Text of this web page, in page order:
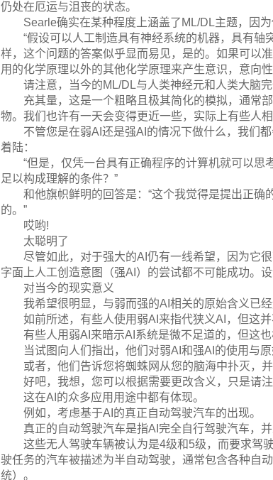
仍处在厄运与沮丧的状态。
Searle确实在某种程度上涵盖了ML/DL主题，因
“假设可以人工制造具有神经系统的机器，具有
样，这个问题的答案似乎显而易见，是的。如果可以
用的化学原理以外的其他化学原理来产生意识，意向
请注意，当今的ML/DL与人类神经元和人类大脑完
充其量，这是一个粗略且极其简化的模拟，通常
物。我们也许有一天会变得更近一些，实际上有些人
不管您是在弱AI还是强AI的情况下做什么，我们
着陆：
“但是，仅凭一台具有正确程序的计算机就可以
足以构成理解的条件？”
和他旗帜鲜明的回答是：“这个我觉得是提出正
的。”
哎哟!
太聪明了
尽管如此，对于强大的AI仍有一线希望，因为它
字面上人工创造意图（强AI）的尝试都不可能成功。
对当今的现实意义
我希望很明显，与弱而强的AI相关的原始含义已
如前所述，有些人使用弱AI来指代狭义AI，但这
有些人用弱AI来暗示AI系统是微不足道的，但这也
当试图向人们指出，他们对弱AI和强AI的使用与
或者，他们告诉您将蜘蛛网从您的脑海中扑灭，
好吧，我想，您可以根据需要更改含义，只是请
这在AI的众多应用用途中都有体现。
例如，考虑基于AI的真正自动驾驶汽车的出现。
真正的自动驾驶汽车是指AI完全自行驾驶汽车，
这些无人驾驶车辆被认为是4级和5级，而要求驾
驶任务的汽车被描述为半自动驾驶，通常包含各种自
统）。